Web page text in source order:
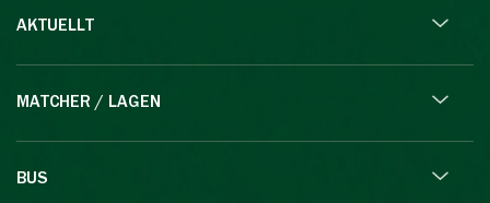
AKTUELLT
MATCHER / LAGEN
BUS